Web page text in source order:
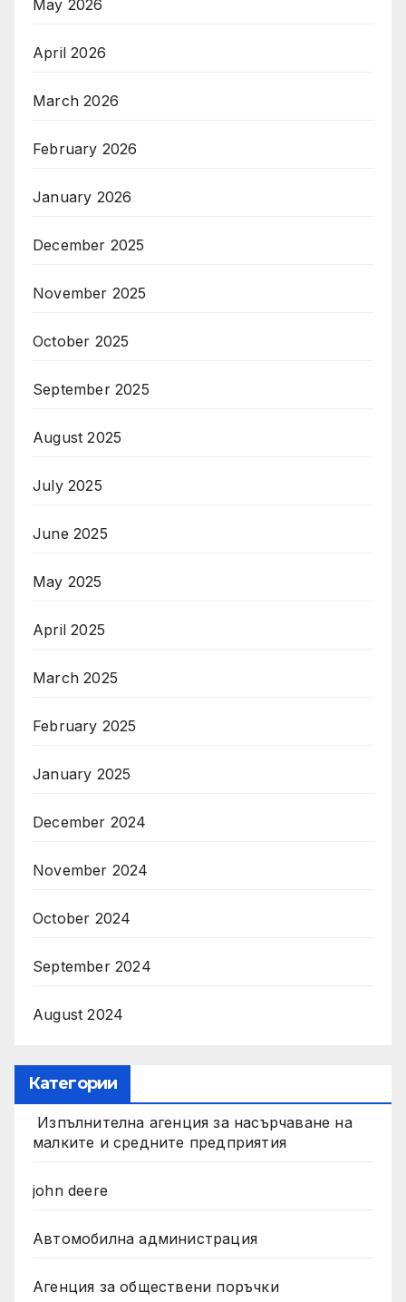
May 2026
April 2026
March 2026
February 2026
January 2026
December 2025
November 2025
October 2025
September 2025
August 2025
July 2025
June 2025
May 2025
April 2025
March 2025
February 2025
January 2025
December 2024
November 2024
October 2024
September 2024
August 2024
Категории
Изпълнителна агенция за насърчаване на
малките и средните предприятия
john deere
Автомобилна администрация
Агенция за обществени поръчки